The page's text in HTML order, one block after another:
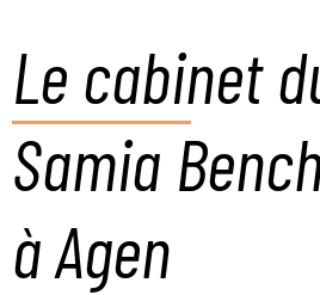
Le cabinet
Samia
à Agen